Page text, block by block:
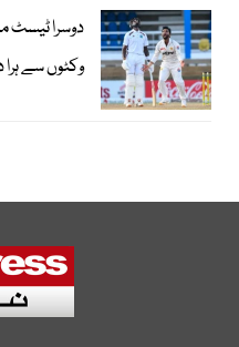
وکٹوں سے ہرا